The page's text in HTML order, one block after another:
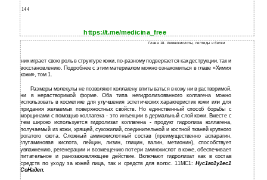
144
https://t.me/medicina_free
Глава 18. Аминокислоты, пептиды и белки
них играет свою роль в структуре кожи, по-разному подвергается как деструкции, так и
восстановлению. Подробнее с этим материалом можно ознакомиться в главе «Химия
кожи», том 1.
Размеры молекулы не позволяют коллагену впитываться в кожу ни в растворимой,
ни в нерастворимой форме. Оба типа негидролизованного коллагена можно
использовать в косметике для улучшения эстетических характеристик кожи или для
придания желаемых поверхностных свойств. Но единственный способ борьбы с
морщинами с помощью коллагена - это инъекции в дермальный слой кожи. Вместе с
тем широко используется гидролизат коллагена - продукт гидролиза коллагена,
получаемый из кожи, хрящей, сухожилий, соединительной и костной тканей крупного
рогатого скота. Сложный аминокислотный состав (преимущественно аспарагин,
глутаминовая кислота, лейцин, лизин, глицин, валин, метионин), способствует
увлажнению, регенерации и возмещению потери аминокислот в коже, обеспечивает
питательное и ранозаживляющее действие. Включают гидролизат как в состав
средств по уходу за кожей лица, так и средств для волос. 11МС1: Нус1го1у1ес1
СоНадеп.